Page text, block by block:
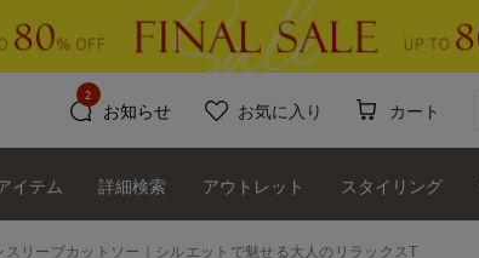
お知らせ
2
お気に入り カート
イテム 詳細検索 アウトレット スタイリング
スリーブカットソー｜シルエットで魅せる大人のリラックスT